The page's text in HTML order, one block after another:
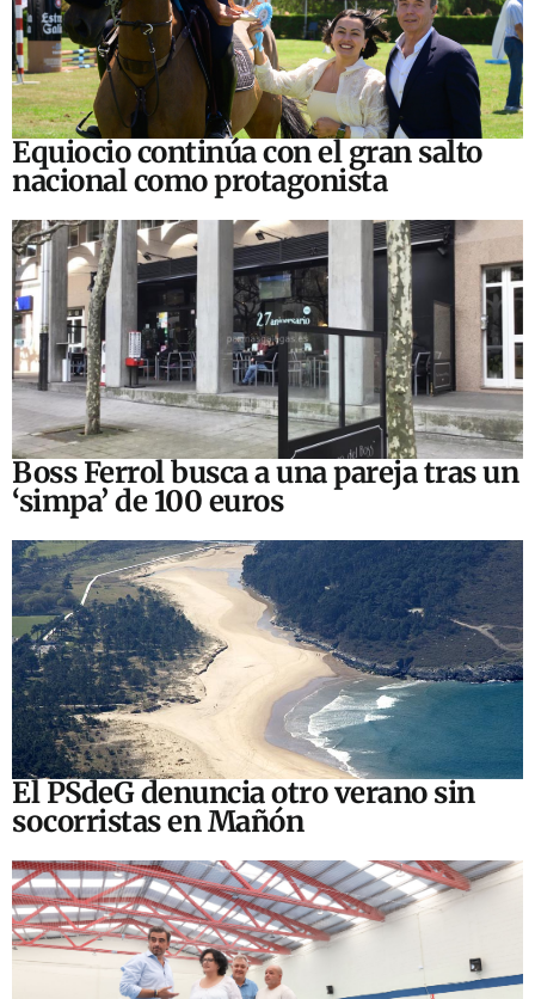
Equiocio continúa con el gran salto
nacional como protagonista
Boss Ferrol busca a una pareja tras un
‘simpa’ de 100 euros
El PSdeG denuncia otro verano sin
socorristas en Mañón